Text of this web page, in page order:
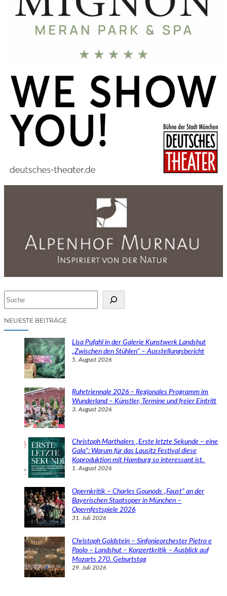
cNEUESTE BEITRÄGE
Lisa Pufahl in der Galerie Kunstwerk Landshut
„Zwischen den Stühlen“ – Ausstellungsbericht
5. August 2026
Ruhrtriennale 2026 – Regionales Programm im
Wunderland – Künstler, Termine und freier Eintritt
3. August 2026
Christoph Marthalers „Erste letzte Sekunde – eine
Gala“: Warum für das Lausitz Festival diese
Koproduktion mit Hamburg so interessant ist.
1. August 2026
Opernkritik – Charles Gounods „Faust“ an der
Bayerischen Staatsoper in München –
Opernfestspiele 2026
31. Juli 2026
Christoph Goldstein – Sinfonieorchester Pietro e
Paolo – Landshut – Konzertkritik – Ausblick auf
Mozarts 270. Geburtstag
29. Juli 2026